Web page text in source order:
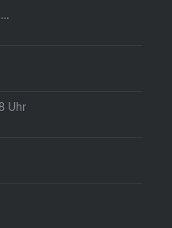
Uhr